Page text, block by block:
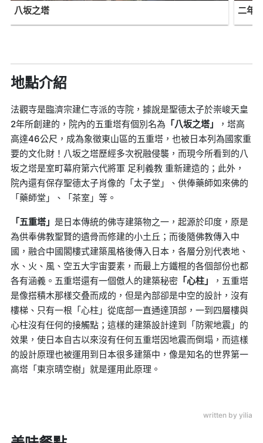
八坂之塔 二年
地點介紹
法觀寺是臨濟宗建仁寺派的寺院，據說是聖德太子於崇峻天皇
2年所創建的，院內的五重塔有個別名為 「八坂之塔」
，塔高
高達46公尺，成為象徵東山區的五重塔，也被日本列為國家重
要的文化財！八坂之塔歷經多次祝融侵襲，而現今所看到的八
坂之塔是室町幕府第六代將軍 足利義教 重新建造的；此外，
院內還有保存聖德太子肖像的「太子堂」、供俸藥師如來佛的
「藥師堂」、「茶室」等。
「五重塔」 是日本傳統的佛寺建築物之一，起源於印度，原是
為供奉佛教聖賢的遺骨而修建的小土丘；而後隨佛教傳入中
國，融合中國閣樓式建築風格後傳入日本，各層分別代表地、
水、火、風、空五大宇宙要素，而最上方鐵棍的各個部份也都
各有涵義。五重塔還有一個傲人的建築秘密 「心柱」
，五重塔
是像搭積木那樣交叠而成的，但是內部卻是中空的設計，沒有
樓梯、只有一根「心柱」從底部一直通達頂部，一到四層樓與
心柱沒有任何的接觸點；這樣的建築設計達到「防禦地震」的
效果，使日本自古以來沒有任何五重塔因地震而倒塌，而這樣
的設計原理也被運用到日本很多建築中，像是知名的世界第一
高塔「東京晴空樹」就是運用此原理。
written by yilia